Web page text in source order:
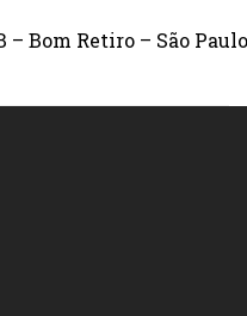
– Bom Retiro – São